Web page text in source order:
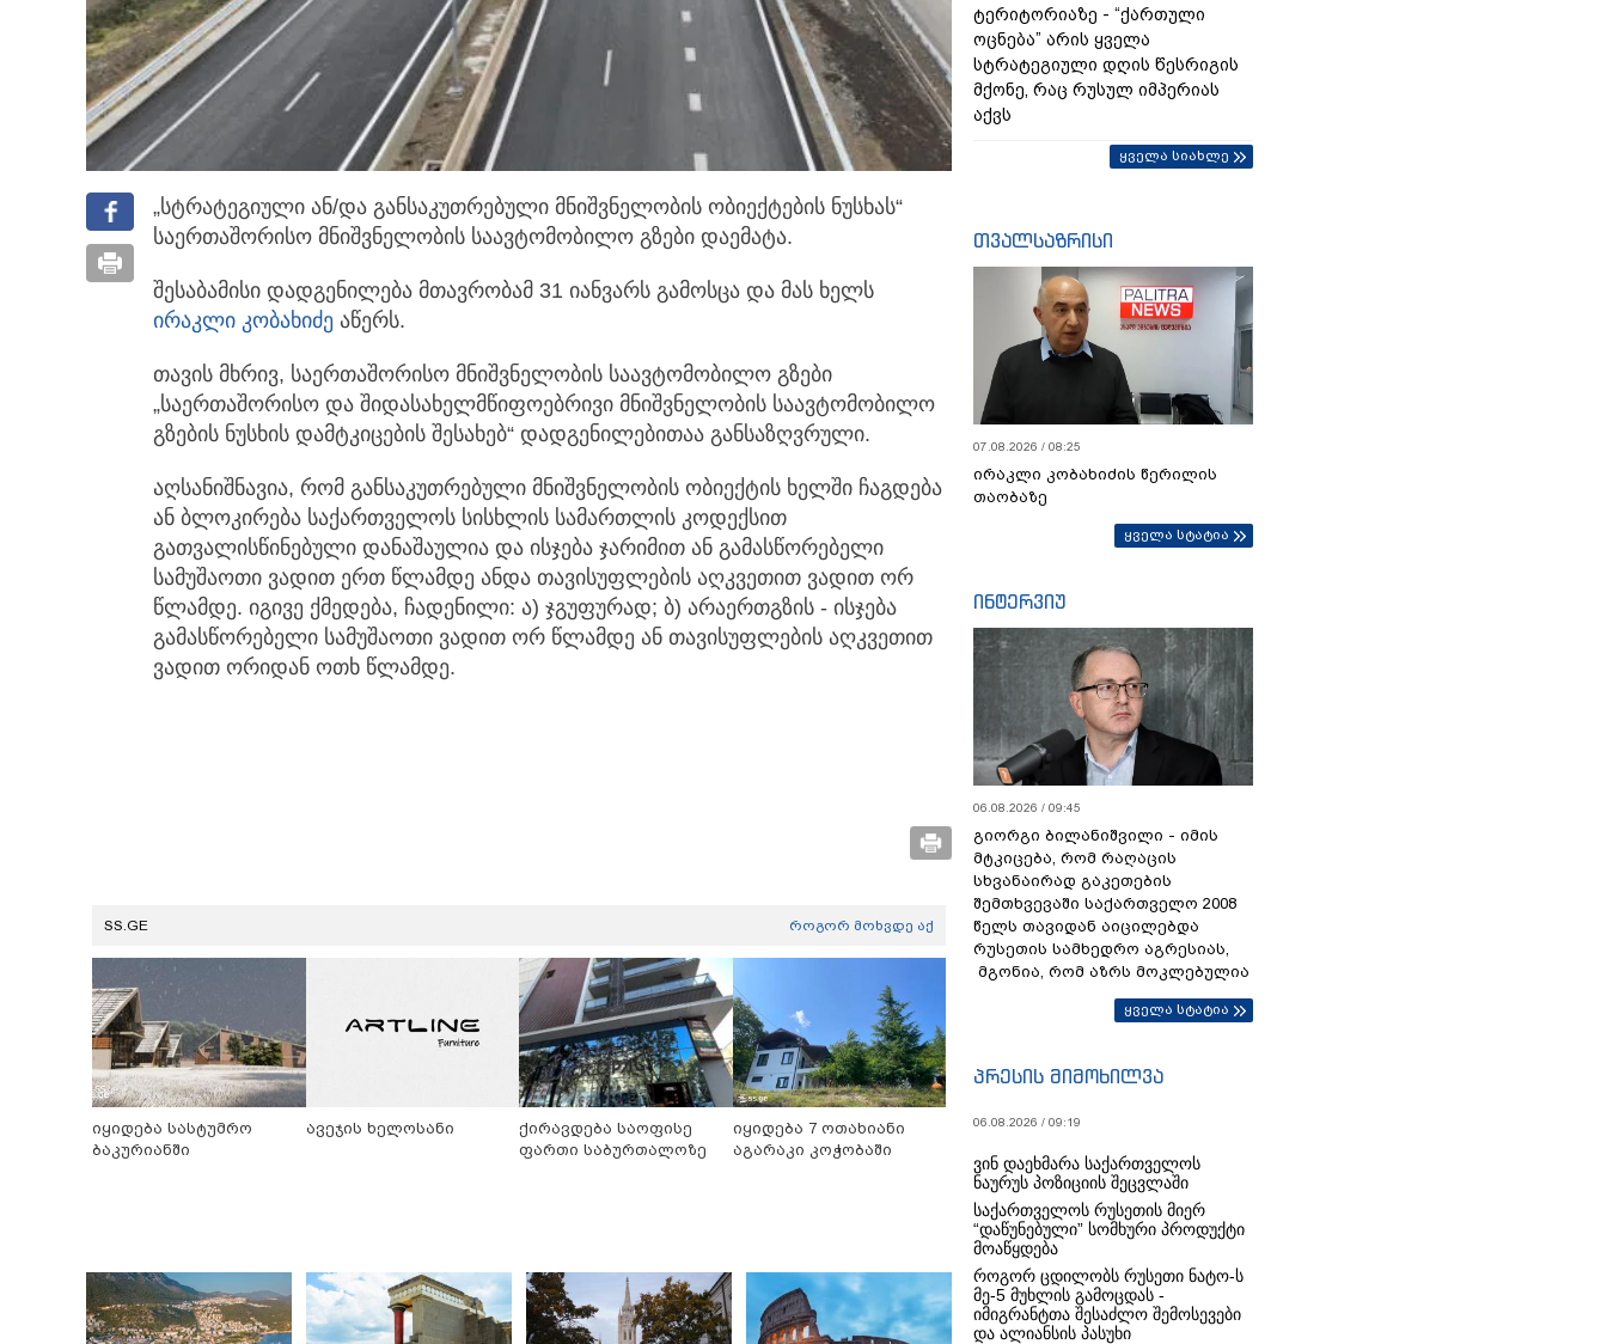
„სტრატეგიული ან/და განსაკუთრებული მნიშვნელობის ობიექტების ნუსხას“
საერთაშორისო მნიშვნელობის საავტომობილო გზები დაემატა.
შესაბამისი დადგენილება მთავრობამ 31 იანვარს გამოსცა და მას ხელს
ირაკლი კობახიძე აწერს.
თავის მხრივ, საერთაშორისო მნიშვნელობის საავტომობილო გზები
„საერთაშორისო და შიდასახელმწიფოებრივი მნიშვნელობის საავტომობილო
გზების ნუსხის დამტკიცების შესახებ“ დადგენილებითაა განსაზღვრული.
აღსანიშნავია, რომ განსაკუთრებული მნიშვნელობის ობიექტის ხელში ჩაგდება
ან ბლოკირება საქართველოს სისხლის სამართლის კოდექსით
გათვალისწინებული დანაშაულია და ისჯება ჯარიმით ან გამასწორებელი
სამუშაოთი ვადით ერთ წლამდე ანდა თავისუფლების აღკვეთით ვადით ორ
წლამდე. იგივე ქმედება, ჩადენილი: ა) ჯგუფურად; ბ) არაერთგზის - ისჯება
გამასწორებელი სამუშაოთი ვადით ორ წლამდე ან თავისუფლების აღკვეთით
ვადით ორიდან ოთხ წლამდე.
SS.GE როგორ მოხვდე აქ
იყიდება სასტუმრო
ბაკურიანში
ავეჯის ხელოსანი
ქირავდება საოფისე
ფართი საბურთალოზე
იყიდება 7 ოთახიანი
აგარაკი კოჭობაში
ტერიტორიაზე - “ქართული
ოცნება” არის ყველა
სტრატეგიული დღის წესრიგის
მქონე, რაც რუსულ იმპერიას
აქვს
ყველა სიახლე
თვალსაზრისი
07.08.2026 / 08:25
ირაკლი კობახიძის წერილის
თაობაზე
ყველა სტატია
ინტერვიუ
06.08.2026 / 09:45
გიორგი ბილანიშვილი - იმის
მტკიცება, რომ რაღაცის
სხვანაირად გაკეთების
შემთხვევაში საქართველო 2008
წელს თავიდან აიცილებდა
რუსეთის სამხედრო აგრესიას,
მგონია, რომ აზრს მოკლებულია
ყველა სტატია
პრესის მიმოხილვა
06.08.2026 / 09:19
ვინ დაეხმარა საქართველოს
ნაურუს პოზიციის შეცვლაში
საქართველოს რუსეთის მიერ
“დაწუნებული” სომხური პროდუქტი
მოაწყდება
როგორ ცდილობს რუსეთი ნატო-ს
მე-5 მუხლის გამოცდას -
იმიგრანტთა შესაძლო შემოსევები
და ალიანსის პასუხი